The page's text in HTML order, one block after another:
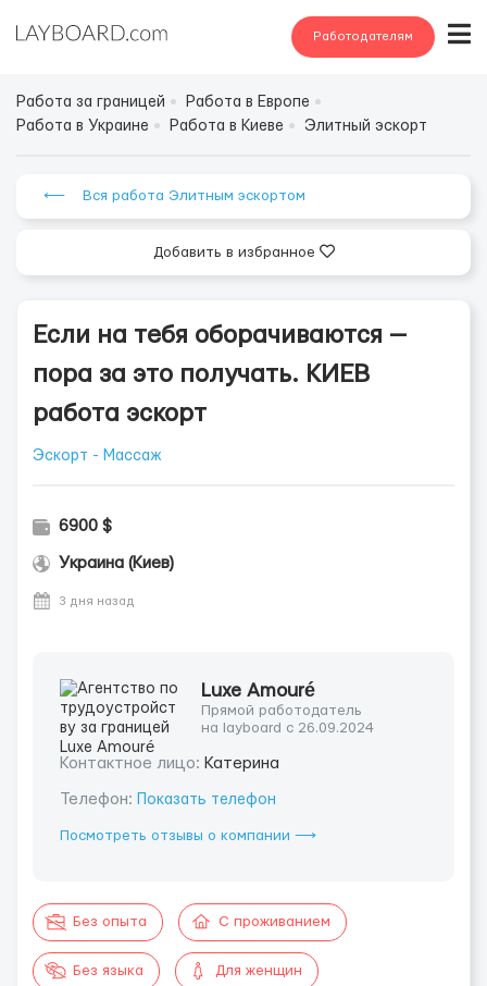
Работодателям
Работа за границей
Работа в Европе
Работа в Украине
Работа в Киеве Элитный эскорт
⟵ Вся работа Элитным эскортом
Добавить в избранное
Если на тебя оборачиваются —
пора за это получать. КИЕВ
работа эскорт
Эскорт - Массаж
6900 $
Украина (Киев)
3 дня назад
Luxe Amouré
Прямой работодатель
на layboard с 26.09.2024
Контактное лицо: Катерина
Телефон: Показать телефон
Посмотреть отзывы о компании ⟶
Без опыта С проживанием
Без языка Для женщин